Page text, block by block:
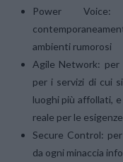
Power
ambienti rumorosi
Agile Network: per
per i servizi di cui
luoghi più affollati,
reale per le
Secure Control:
da ogni minaccia